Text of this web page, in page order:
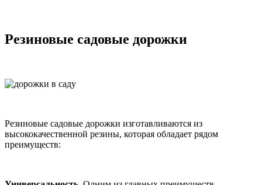
Резиновые садовые дорожки
Резиновые садовые дорожки изготавливаются из
высококачественной резины, которая обладает рядом
преимуществ: